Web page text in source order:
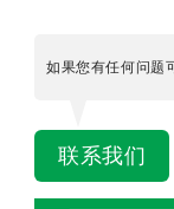
如果您有任何问题
联系我们